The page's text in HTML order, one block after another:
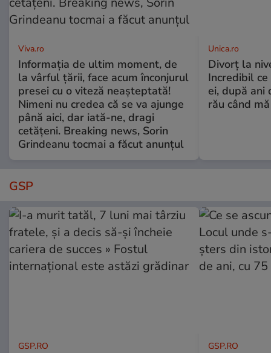
Viva.ro
Informația de ultim moment, de
la vârful țării, face acum înconjurul
presei cu o viteză neașteptată!
Nimeni nu credea că se va ajunge
până aici, dar iată-ne, dragi
cetățeni. Breaking news, Sorin
Grindeanu tocmai a făcut anunțul
Unica.ro
Divorț la
Incredibil
ei, după ani
rău când
GSP
GSP.RO GSP.RO